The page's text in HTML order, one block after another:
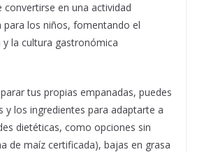
convertirse en una actividad
para los niños, fomentando el
la cultura gastronómica
tus propias empanadas, puedes
y los ingredientes para adaptarte a
dietéticas, como opciones sin
de maíz certificada), bajas en grasa